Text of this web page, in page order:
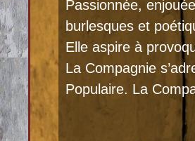
Passionnée,
burlesques et
Elle aspire à
La Compagnie
Populaire. La